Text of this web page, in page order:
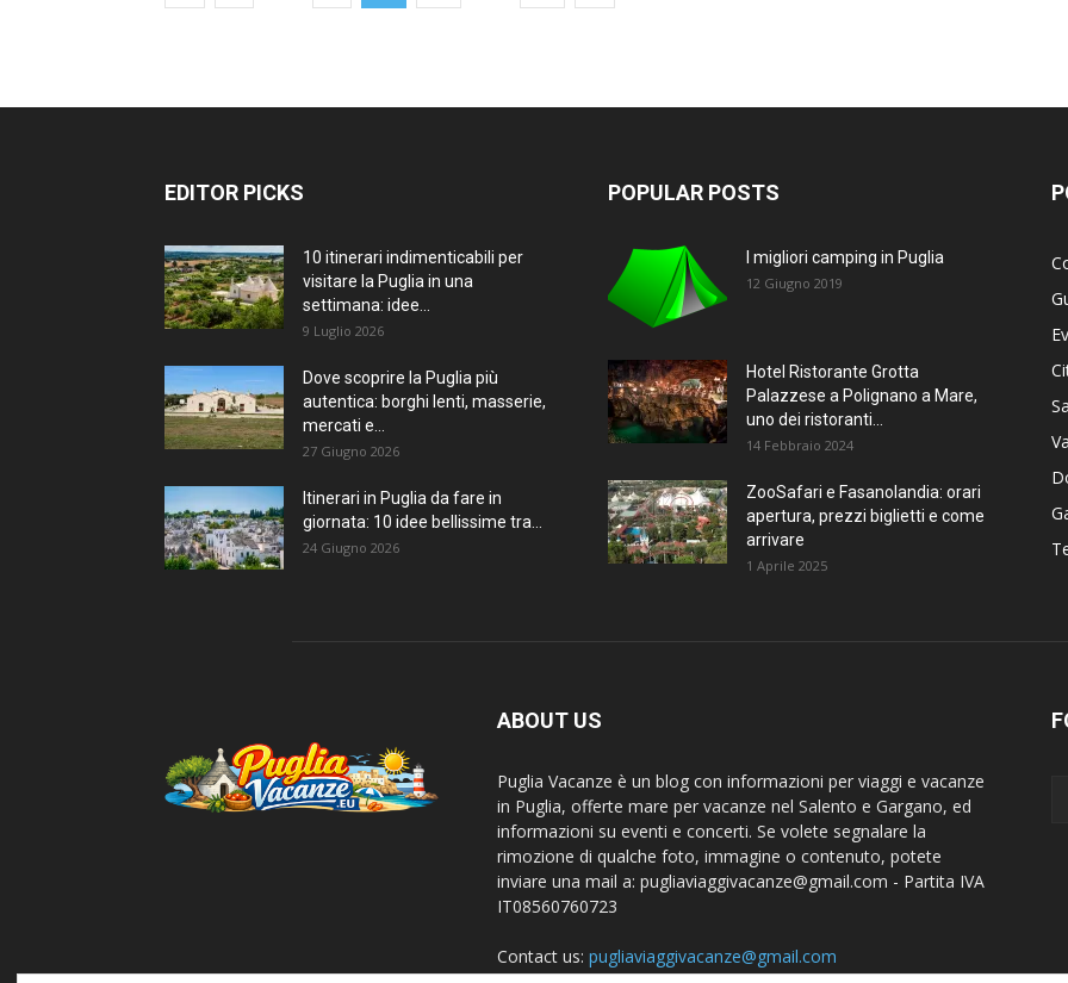
EDITOR PICKS
10 itinerari indimenticabili per
visitare la Puglia in una
settimana: idee...
9 Luglio 2026
Dove scoprire la Puglia più
autentica: borghi lenti, masserie,
mercati e...
27 Giugno 2026
Itinerari in Puglia da fare in
giornata: 10 idee bellissime tra...
24 Giugno 2026
POPULAR POSTS
I migliori camping in Puglia
12 Giugno 2019
Hotel Ristorante Grotta
Palazzese a Polignano a Mare,
uno dei ristoranti...
14 Febbraio 2024
ZooSafari e Fasanolandia: orari
apertura, prezzi biglietti e come
arrivare
1 Aprile 2025
ABOUT US
Puglia Vacanze è un blog con informazioni per viaggi e vacanze
in Puglia, offerte mare per vacanze nel Salento e Gargano, ed
informazioni su eventi e concerti. Se volete segnalare la
rimozione di qualche foto, immagine o contenuto, potete
inviare una mail a: pugliaviaggivacanze@gmail.com - Partita IVA
IT08560760723
Contact us: pugliaviaggivacanze@gmail.com